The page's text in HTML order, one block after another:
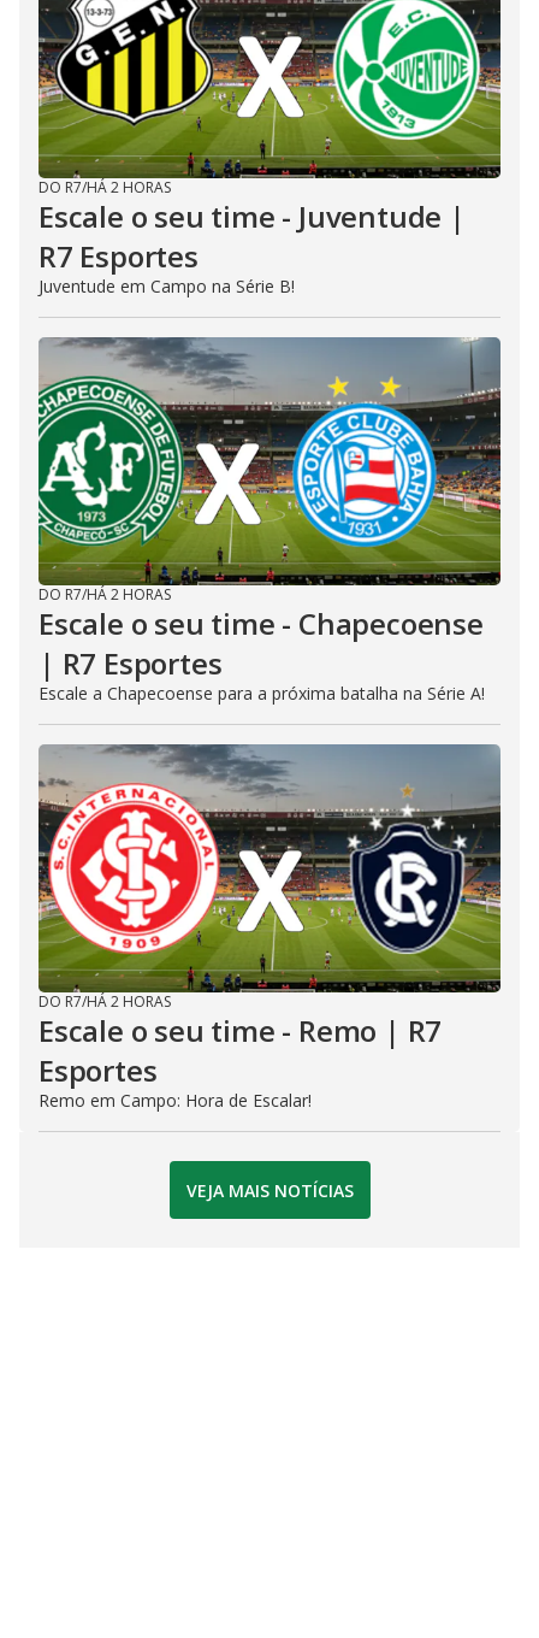
DO R7/HÁ 2 HORAS
Escale o seu time - Juventude |
R7 Esportes
Juventude em Campo na Série B!
DO R7/HÁ 2 HORAS
Escale o seu time - Chapecoense
| R7 Esportes
Escale a Chapecoense para a próxima batalha na Série A!
DO R7/HÁ 2 HORAS
Escale o seu time - Remo | R7
Esportes
Remo em Campo: Hora de Escalar!
VEJA MAIS NOTÍCIAS